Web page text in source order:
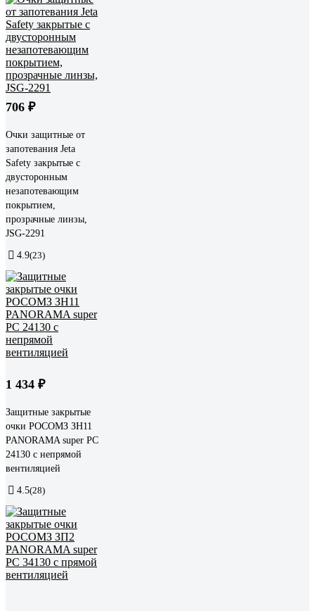
706 ₽
Очки защитные от
запотевания Jeta
Safety закрытые с
двусторонным
незапотевающим
покрытием,
прозрачные линзы,
JSG-2291
4.9(23)
1 434 ₽
Защитные закрытые
очки РОСОМЗ ЗН11
PANORAMA super PC
24130 с непрямой
вентиляцией
4.5(28)